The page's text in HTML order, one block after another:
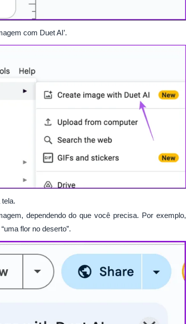
com Duet AI’.
dependendo do que você precisa. Por exemplo,
flor no deserto”.